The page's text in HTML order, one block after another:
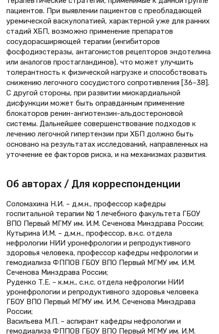
пациентов. При выявлении пациентов с преобладающей
уремической васкулопатией, характерной уже для ранних
стадий ХБП, возможно применение препаратов
сосудорасширяющей терапии (ингибиторов
фосфодиэстеразы, антагонистов рецепторов эндотелина
или аналогов простагландинов), что может улучшить
толерантность к физической нагрузке и способствовать
снижению легочного сосудистого сопротивления [36–38].
С другой стороны, при развитии миокардиальной
дисфункции может быть оправданным применение
блокаторов ренин-ангиотензин-альдостероновой
системы. Дальнейшее совершенствование подходов к
лечению легочной гипертензии при ХБП должно быть
основано на результатах исследований, направленных на
уточнение ее факторов риска, и на механизмах развития.
Об авторах / Для корреспонденции
Соломахина Н.И. – д.м.н., профессор кафедры
госпитальной терапии № 1 лечебного факультета ГБОУ
ВПО Первый МГМУ им. И.М. Сеченова Минздрава России;
Кутырина И.М. – д.м.н., профессор, в.н.с. отдела
нефрологии НИИ уронефрологии и репродуктивного
здоровья человека, профeccoр кафедры нефрологии и
гемодиализа ФППОВ ГБОУ ВПО Первый МГМУ им. И.М.
Сеченова Минздрава России;
Руденко Т.Е. – к.м.н., с.н.с. отдела нефрологии НИИ
уронефрологии и репродуктивного здоровья человека
ГБОУ ВПО Первый МГМУ им. И.М. Сеченова Минздрава
России;
Васильева М.П. – аспирант кафедры нефрологии и
гемодиализа ФППОВ ГБОУ ВПО Первый МГМУ им. И.М.